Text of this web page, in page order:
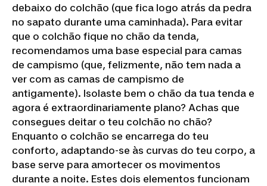
debaixo do colchão (que fica logo atrás da pedra
no sapato durante uma caminhada). Para evitar
que o colchão fique no chão da tenda,
recomendamos uma base especial para camas
de campismo (que, felizmente, não tem nada a
ver com as camas de campismo de
antigamente). Isolaste bem o chão da tua tenda e
agora é extraordinariamente plano? Achas que
consegues deitar o teu colchão no chão?
Enquanto o colchão se encarrega do teu
conforto, adaptando-se às curvas do teu corpo, a
base serve para amortecer os movimentos
durante a noite. Estes dois elementos funcionam